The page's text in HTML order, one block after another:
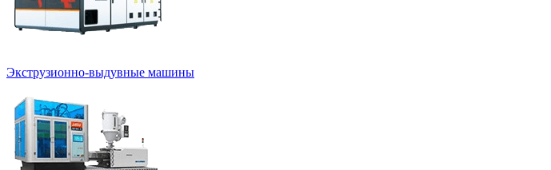
Экструзионно-выдувные машины